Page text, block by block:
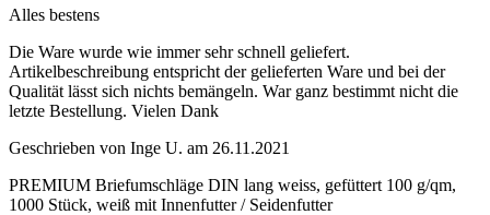
Alles bestens
Die Ware wurde wie immer sehr schnell geliefert.
Artikelbeschreibung entspricht der gelieferten Ware und bei der
Qualität lässt sich nichts bemängeln. War ganz bestimmt nicht die
letzte Bestellung. Vielen Dank
Geschrieben von Inge U. am 26.11.2021
PREMIUM Briefumschläge DIN lang weiss, gefüttert 100 g/qm,
1000 Stück, weiß mit Innenfutter / Seidenfutter